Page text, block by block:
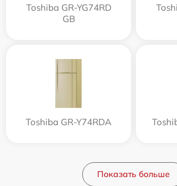
Toshiba GR-YG74RD
GB
Toshiba GR-Y74RDA
Показать больше